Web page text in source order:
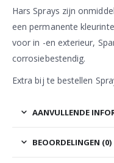
Hars Sprays zijn
een permanente
voor in -en exterieur,
corrosiebestendig.
Extra bij te bestellen
AANVULLENDE
BEOORDELINGEN (0)